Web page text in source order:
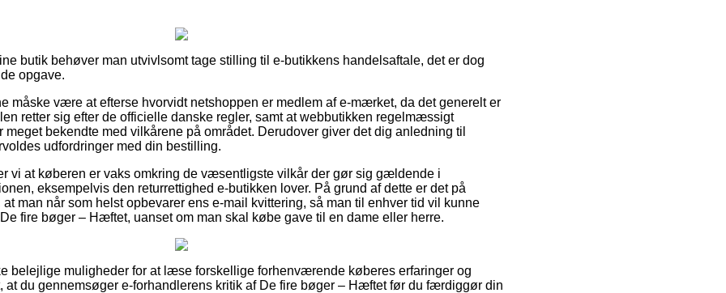
butik behøver man utvivlsomt tage stilling til e-butikkens handelsaftale, det er dog
opgave.
måske være at efterse hvorvidt netshoppen er medlem af e-mærket, da det generelt er
retter sig efter de officielle danske regler, samt at webbutikken regelmæssigt
meget bekendte med vilkårene på området. Derudover giver det dig anledning til
udfordringer med din bestilling.
vi at køberen er vaks omkring de væsentligste vilkår der gør sig gældende i
eksempelvis den returrettighed e-butikken lover. På grund af dette er det på
man når som helst opbevarer ens e-mail kvittering, så man til enhver tid vil kunne
fire bøger – Hæftet, uanset om man skal købe gave til en dame eller herre.
belejlige muligheder for at læse forskellige forhenværende køberes erfaringer og
at du gennemsøger e-forhandlerens kritik af De fire bøger – Hæftet før du færdiggør din